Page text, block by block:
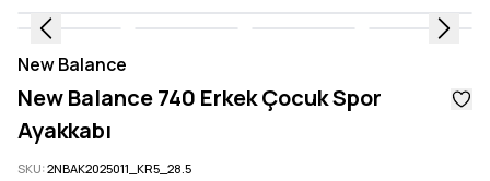
New Balance
New Balance 740 Erkek Çocuk Spor
Ayakkabı
SKU:2NBAK2025011_KR5_28.5